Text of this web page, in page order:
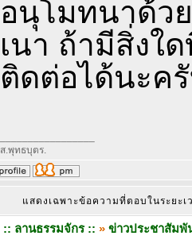
อนุโมทนาด้ว
เนา ถ้ามีสิ่งใ
ติดต่อได้นะค
ส.พุทธบุตร.
แสดงเฉพาะข้อความที่ตอบในระยะ
:: ลานธรรมจักร :: » ข่าวประชาสัมพั